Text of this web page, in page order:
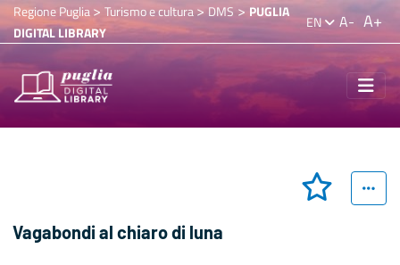
Regione Puglia> Turismo e cultura>DMS > PUGLIA
DIGITAL LIBRARY
EN A- A+
Vagabondi al chiaro di luna